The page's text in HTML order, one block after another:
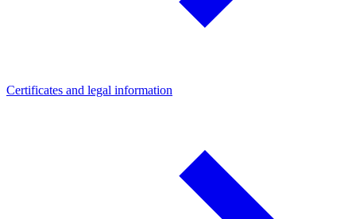
Certificates and legal information